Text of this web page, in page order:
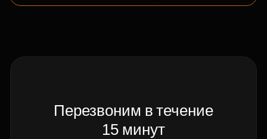
Перезвоним в течение
15 минут